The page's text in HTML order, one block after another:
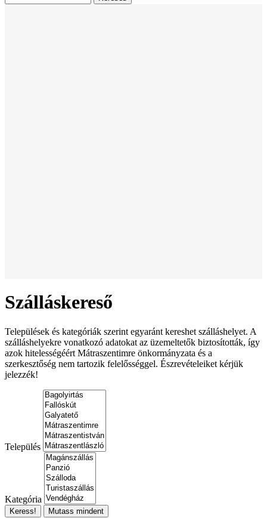
Szálláskereső
Települések és kategóriák szerint egyaránt kereshet szálláshelyet. A
szálláshelyekre vonatkozó adatokat az üzemeltetők biztosították, így
azok hitelességéért Mátraszentimre önkormányzata és a
szerkesztőség nem tartozik felelősséggel. Észrevételeiket kérjük
jelezzék!
Település
Kategória